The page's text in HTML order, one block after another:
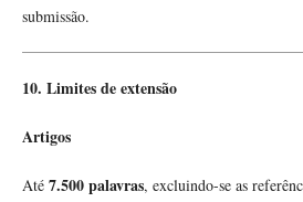
submissão.
10. Limites de extensão
Artigos
Até 7.500 palavras, excluindo-se as